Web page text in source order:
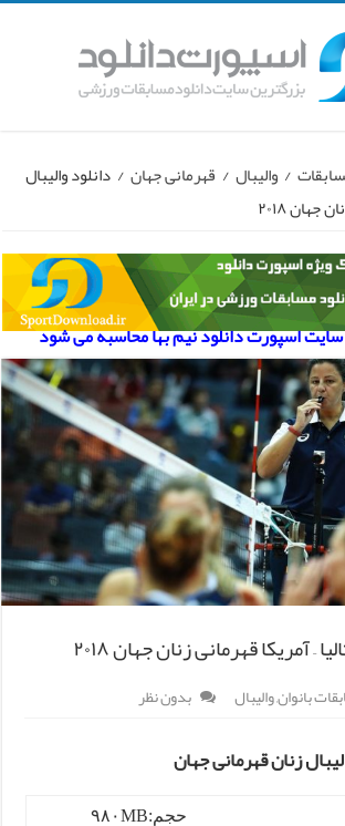
/ والیبال / قهرمانی جهان / دانلود والیبال
جهان ۲۰۱۸
سایت اسپورت دانلود نیم بها محاسبه می شود
– آمریکا قهرمانی زنان جهان ۲۰۱۸
بانوان,والیبال بدون نظر
زنان قهرمانی جهان
حجم:۹۸۰MB